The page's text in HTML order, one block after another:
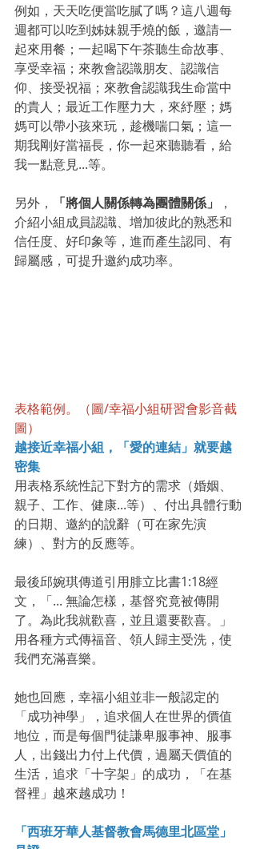
例如，天天吃便當吃膩了嗎？這八週每
週都可以吃到姊妹親手燒的飯，邀請一
起來用餐；一起喝下午茶聽生命故事、
享受幸福；來教會認識朋友、認識信
仰、接受祝福；來教會認識我生命當中
的貴人；最近工作壓力大，來紓壓；媽
媽可以帶小孩來玩，趁機喘口氣；這一
期我剛好當福長，你一起來聽聽看，給
我一點意見...等。
另外， 「將個人關係轉為團體關係」
，
介紹小組成員認識、增加彼此的熟悉和
信任度、好印象等，進而產生認同、有
歸屬感，可提升邀約成功率。
表格範例。（圖/幸福小組研習會影音截
圖）
越接近幸福小組，「愛的連結」就要越
密集
用表格系統性記下對方的需求（婚姻、
親子、工作、健康...等）、付出具體行動
的日期、邀約的說辭（可在家先演
練）、對方的反應等。
最後邱婉琪傳道引用腓立比書1:18經
文，「... 無論怎樣，基督究竟被傳開
了。為此我就歡喜，並且還要歡喜。」
用各種方式傳福音、領人歸主受洗，使
我們充滿喜樂。
她也回應，幸福小組並非一般認定的
「成功神學」，追求個人在世界的價值
地位，而是每個門徒謙卑服事神、服事
人，出錢出力付上代價，過屬天價值的
生活，追求「十字架」的成功，「在基
督裡」越來越成功！
「西班牙華人基督教會馬德里北區堂」